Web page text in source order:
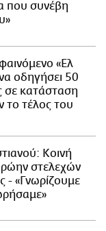
που συνέβη
«Ελ
να οδηγήσει 50
σε κατάσταση
το τέλος του
Κοινή
στελεχών
- «Γνωρίζουμε